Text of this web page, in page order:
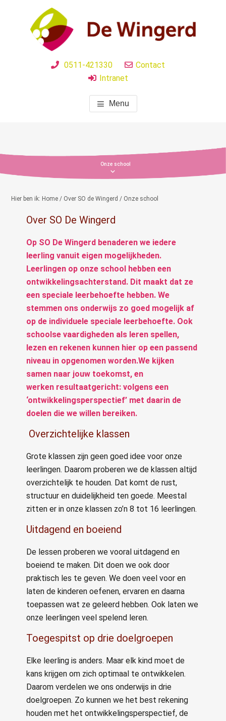
SO DE WINGERD
0511-421330
Contact
Intranet
Menu
Onze school
Hier ben ik: Home / Over SO de Wingerd / Onze school
Over SO De Wingerd
Op SO De Wingerd benaderen we iedere
leerling vanuit eigen mogelijkheden.
Leerlingen op onze school hebben een
ontwikkelingsachterstand. Dit maakt dat ze
een speciale leerbehoefte hebben.We
stemmen ons onderwijs zo goed mogelijk af
op de individuele speciale leerbehoefte. Ook
schoolse vaardigheden als leren spellen,
lezen en rekenen kunnen hier op een passend
niveau in opgenomen worden.We kijken
samen naar jouw toekomst, en
werken resultaatgericht: volgens een
‘ontwikkelings­perspectief’ met daarin de
doelen die we willen bereiken.
Overzichtelijke klassen
Grote klassen zijn geen goed idee voor onze
leerlingen. Daarom proberen we de klassen altijd
overzichtelijk te houden. Dat komt de rust,
structuur en duidelijkheid ten goede. Meestal
zitten er in onze klassen zo’n 8 tot 16 leerlingen.
Uitdagend en boeiend
De lessen proberen we vooral uitdagend en
boeiend te maken. Dit doen we ook door
praktisch les te geven. We doen veel voor en
laten de kinderen oefenen, ervaren en daarna
toepassen wat ze geleerd hebben. Ook laten we
onze leerlingen veel spelend leren.
Toegespitst op drie doelgroepen
Elke leerling is anders. Maar elk kind moet de
kans krijgen om zich optimaal te ontwikkelen.
Daarom verdelen we ons onderwijs in drie
doelgroepen. Zo kunnen we het best rekening
houden met het ontwikkelingsperspectief, de